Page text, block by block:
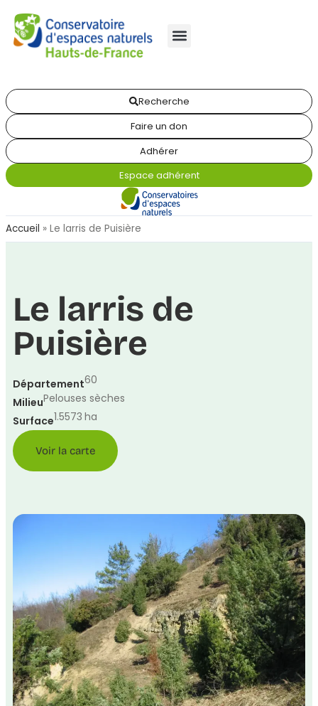
Recherche
Faire un don
Adhérer
Espace adhérent
Accueil » Le larris de Puisière
Le larris de
Puisière
Département60
MilieuPelouses sèches
Surface1.5573 ha
Voir la carte